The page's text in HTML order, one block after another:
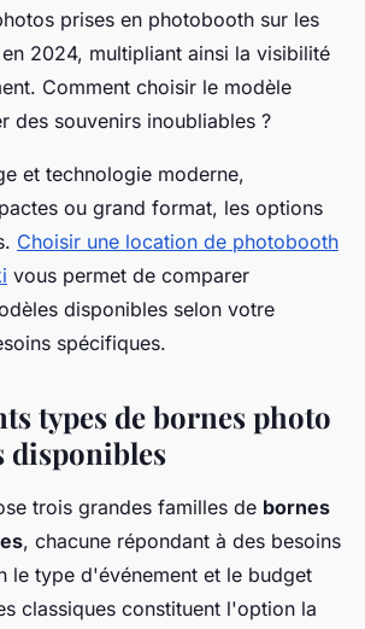
prises en photobooth sur les
2024, multipliant ainsi la visibilité
Comment choisir le modèle
des souvenirs inoubliables ?
et technologie moderne,
ou grand format, les options
Choisir une location de photobooth
vous permet de comparer
disponibles selon votre
spécifiques.
types de bornes photo
disponibles
trois grandes familles de bornes
, chacune répondant à des besoins
le type d'événement et le budget
classiques constituent l'option la